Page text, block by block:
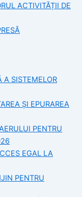
ACTIVITĂȚII DE
A SISTEMELOR
ȘI EPURAREA
PENTRU
EGAL LA
PENTRU